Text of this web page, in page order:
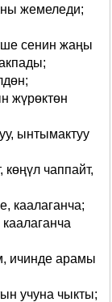
жемеледи;
сенин жаңы
жүрөктөн
ынтымактуу
көңүл чаппайт,
каалаганча;
каалаганча
ичинде арамы
учуна чыкты;